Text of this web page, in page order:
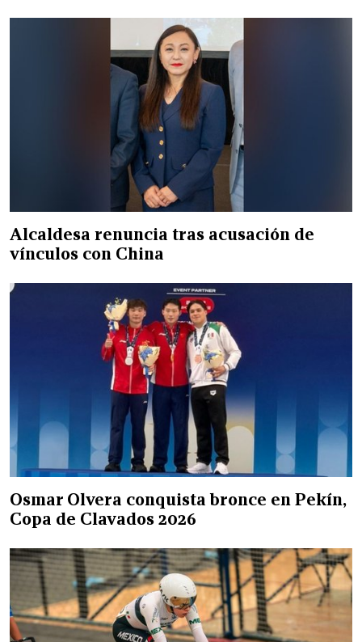
Alcaldesa renuncia tras acusación de
vínculos con China
Osmar Olvera conquista bronce en Pekín,
Copa de Clavados 2026